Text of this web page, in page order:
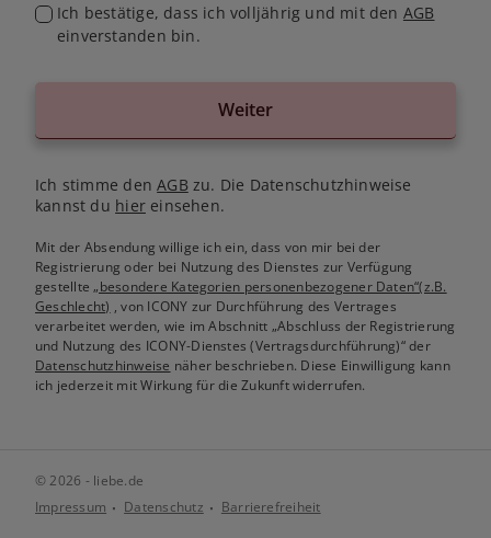
Ich bestätige, dass ich volljährig und mit den AGB
einverstanden bin.
Weiter
Ich stimme denAGB zu. Die Datenschutzhinweise
kannst du hiereinsehen.
Mit der Absendung willige ich ein, dass von mir bei der
Registrierung oder bei Nutzung des Dienstes zur Verfügung
gestellte„besondere Kategorien personenbezogener Daten“(z.B.
Geschlecht) , von ICONY zur Durchführung des Vertrages
verarbeitet werden, wie im Abschnitt „Abschluss der Registrierung
und Nutzung des ICONY-Dienstes (Vertragsdurchführung)“ der
Datenschutzhinweise näher beschrieben. Diese Einwilligung kann
ich jederzeit mit Wirkung für die Zukunft widerrufen.
© 2026 - liebe.de
Impressum
Datenschutz Barrierefreiheit